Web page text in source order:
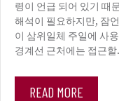
령이 언급 되어 있기 때
해석이 필요하지만, 잠
이 삼위일체 주일에 사
경계선 근처에는 접근
READ MORE